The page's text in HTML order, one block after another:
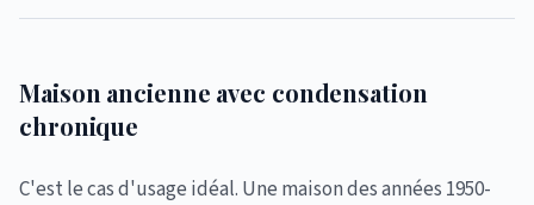
Maison ancienne avec condensation
chronique
C'est le cas d'usage idéal. Une maison des années 1950-